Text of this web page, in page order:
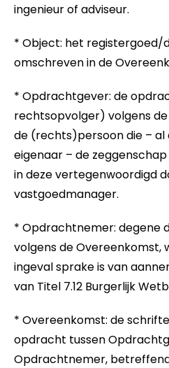
ingenieur of adviseur.
* Object: het registergoed/
omschreven in de
* Opdrachtgever: de
rechtsopvolger) volgens
de (rechts)persoon die – al
eigenaar – de
in deze vertegenwoordigd
vastgoedmanager.
* Opdrachtnemer: degene
volgens de
ingeval sprake is van
van Titel 7.12 Burgerlijk
* Overeenkomst: de
opdracht tussen
Opdrachtnemer,